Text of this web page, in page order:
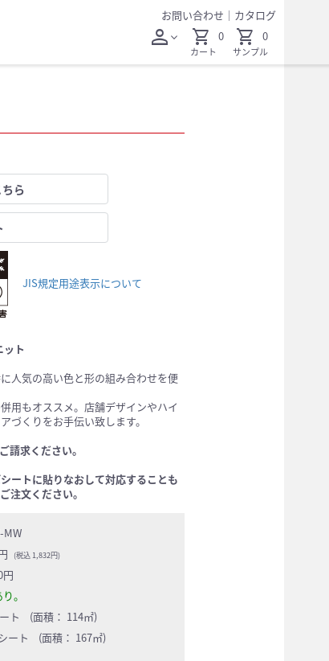
お問い合わせ ｜ カタログ
personexpand_more shopping_cart
カート
0 shopping_cart
サンプル
0
ら
JIS規定用途表示について
ト
人気の高い色と形の組み合わせを便
用もオススメ。店舗デザインやハイ
づくりをお手伝い致します。
請求ください。
ートに貼りなおして対応することも
注文ください。
MW
(税込 1,832円)
円
。
960シート (面積： 114㎡)
1,409シート (面積： 167㎡)